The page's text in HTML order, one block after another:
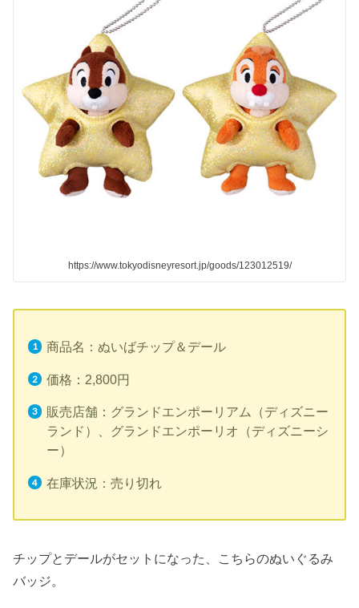
https://www.tokyodisneyresort.jp/goods/123012519/
商品名：ぬいばチップ＆デール
価格：2,800円
販売店舗：グランドエンポーリアム（ディズニー
ランド）、グランドエンポーリオ（ディズニーシ
ー）
在庫状況：売り切れ
チップとデールがセットになった、こちらのぬいぐるみ
バッジ。